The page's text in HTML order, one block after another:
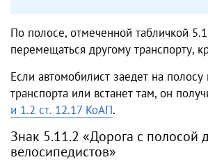
По полосе, отмеченной табличкой
перемещаться другому транспорту,
Если автомобилист заедет на полосу
транспорта или встанет там, он
и 1.2 ст. 12.17 КоАП.
Знак 5.11.2 «Дорога с полосой
велосипедистов»